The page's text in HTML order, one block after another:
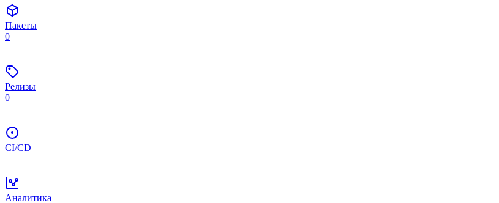
Пакеты
0
Релизы
0
CI/CD
Аналитика